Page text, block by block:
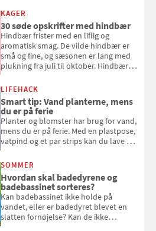
KAGER
30 søde opskrifter med hindbær
Hindbær frister med en liflig og
aromatisk smag. De vilde hindbær er
små og fine, og sæsonen er lang med
plukning fra juli til oktober. Hindbær
kan bruge dine hindbær i alt fra
bagværk og salater til is og syltning.
LIFEHACK
Smart tip: Vand planterne, mens
du er på ferie
Planter og blomster har brug for vand,
mens du er på ferie. Med en plastpose,
vatpind og et par strips kan du lave dit
at bede naboen om at vande eller
SOMMER
Hvordan skal badedyrene og
badebassinet sorteres?
Kan badebassinet ikke holde på
vandet, eller er badedyret blevet en
slatten fornøjelse? Kan de ikke